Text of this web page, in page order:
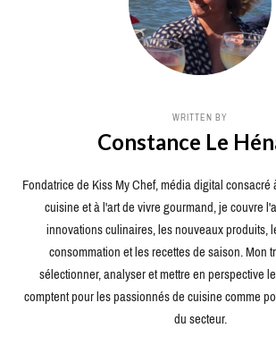
WRITTEN BY
Constance Le
Fondatrice de Kiss My Chef, média digital
cuisine et à l'art de vivre gourmand, je couvre
innovations culinaires, les nouveaux produits,
consommation et les recettes de saison. Mon
sélectionner, analyser et mettre en perspective
comptent pour les passionnés de cuisine comme
du secteur.